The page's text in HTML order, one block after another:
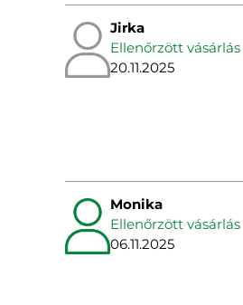
Jirka
Ellenőrzött vásárlás
20.11.2025
Monika
Ellenőrzött vásárlás
06.11.2025